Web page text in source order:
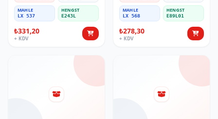
MAHLE
LX 537
HENGST
E243L
₺331,20
+ KDV
MAHLE
LX 568
HENGST
E89L01
₺278,30
+ KDV